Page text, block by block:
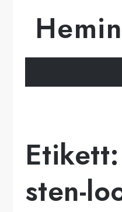
Etikett:
sten-